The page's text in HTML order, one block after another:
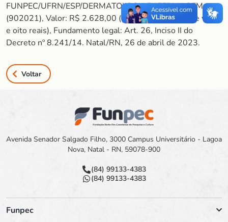
FUNPEC/UFRN/ESP/DERMATOLOGIAENFERMAGEM
(902021), Valor: R$ 2.628,00 (Dois mil seiscentos e vinte
e oito reais), Fundamento legal: Art. 26, Inciso II do
Decreto nº 8.241/14. Natal/RN, 26 de abril de 2023.
Voltar
Avenida Senador Salgado Filho, 3000 Campus Universitário - Lagoa
Nova, Natal - RN, 59078-900
(84) 99133-4383
(84) 99133-4383
Funpec